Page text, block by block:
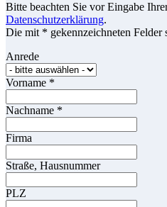
Bitte beachten Sie vor Eingabe
Datenschutzerklärung.
Die mit * gekennzeichneten Felder
Anrede
Vorname *
Nachname *
Firma
Straße, Hausnummer
PLZ